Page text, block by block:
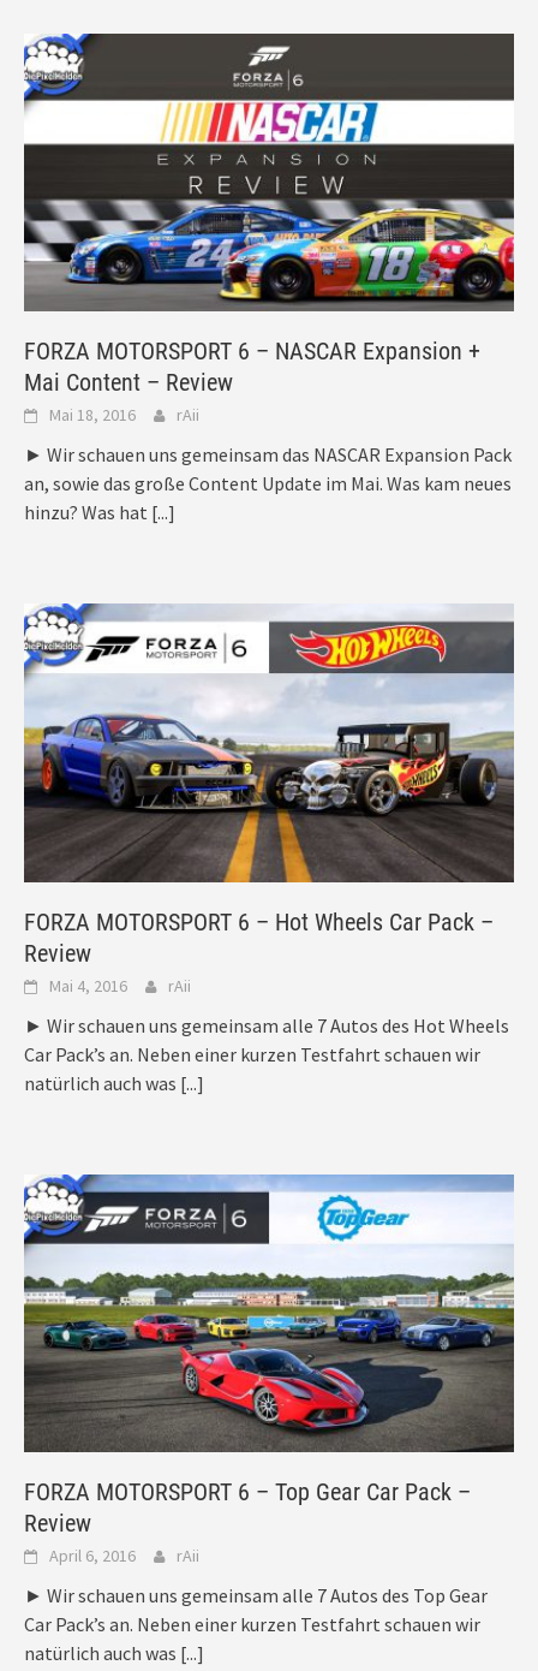
FORZA MOTORSPORT 6 – NASCAR Expansion +
Mai Content – Review
Mai 18, 2016 rAii
► Wir schauen uns gemeinsam das NASCAR Expansion Pack
an, sowie das große Content Update im Mai. Was kam neues
hinzu? Was hat [...]
FORZA MOTORSPORT 6 – Hot Wheels Car Pack –
Review
Mai 4, 2016 rAii
► Wir schauen uns gemeinsam alle 7 Autos des Hot Wheels
Car Pack’s an. Neben einer kurzen Testfahrt schauen wir
natürlich auch was [...]
FORZA MOTORSPORT 6 – Top Gear Car Pack –
Review
April 6, 2016 rAii
► Wir schauen uns gemeinsam alle 7 Autos des Top Gear
Car Pack’s an. Neben einer kurzen Testfahrt schauen wir
natürlich auch was [...]